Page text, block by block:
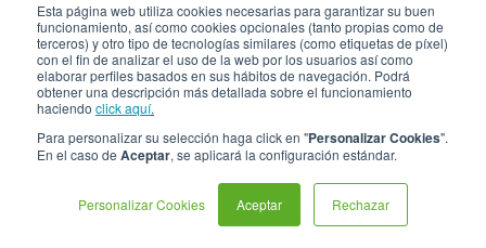
Esta página web utiliza cookies necesarias para garantizar su buen
funcionamiento, así como cookies opcionales (tanto propias como de
terceros) y otro tipo de tecnologías similares (como etiquetas de píxel)
con el fin de analizar el uso de la web por los usuarios así como
elaborar perfiles basados en sus hábitos de navegación. Podrá
obtener una descripción más detallada sobre el funcionamiento
haciendo click aquí.
Para personalizar su selección haga click en "Personalizar Cookies".
En el caso de Aceptar, se aplicará la configuración estándar.
Personalizar Cookies Aceptar Rechazar
Itinerario de 7 días en coche